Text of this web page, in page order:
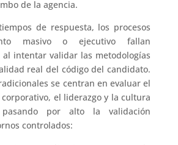
de la agencia.
de respuesta, los procesos
masivo o ejecutivo fallan
al intentar validar las metodologías
real del código del candidato.
se centran en evaluar el
el liderazgo y la cultura
pasando por alto la validación
controlados: